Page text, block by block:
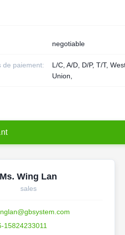
negotiable
de paiement:
L/C, A/D, D/P, T/T,
Union,
nt
Ms. Wing Lan
sales
15824233011